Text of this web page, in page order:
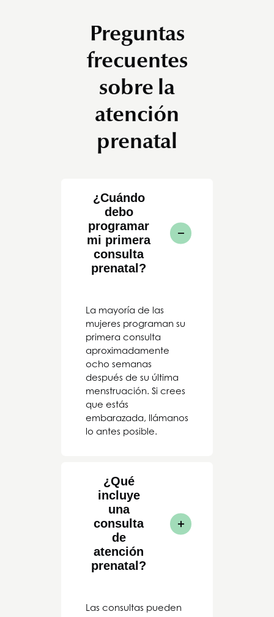
Preguntas
frecuentes
sobre la
atención
prenatal
¿Cuándo
debo
programar
mi primera
consulta
prenatal?
La mayoría de las
mujeres programan su
primera consulta
aproximadamente
ocho semanas
después de su última
menstruación. Si crees
que estás
embarazada, llámanos
lo antes posible.
¿Qué
incluye
una
consulta
de
atención
prenatal?
Las consultas pueden